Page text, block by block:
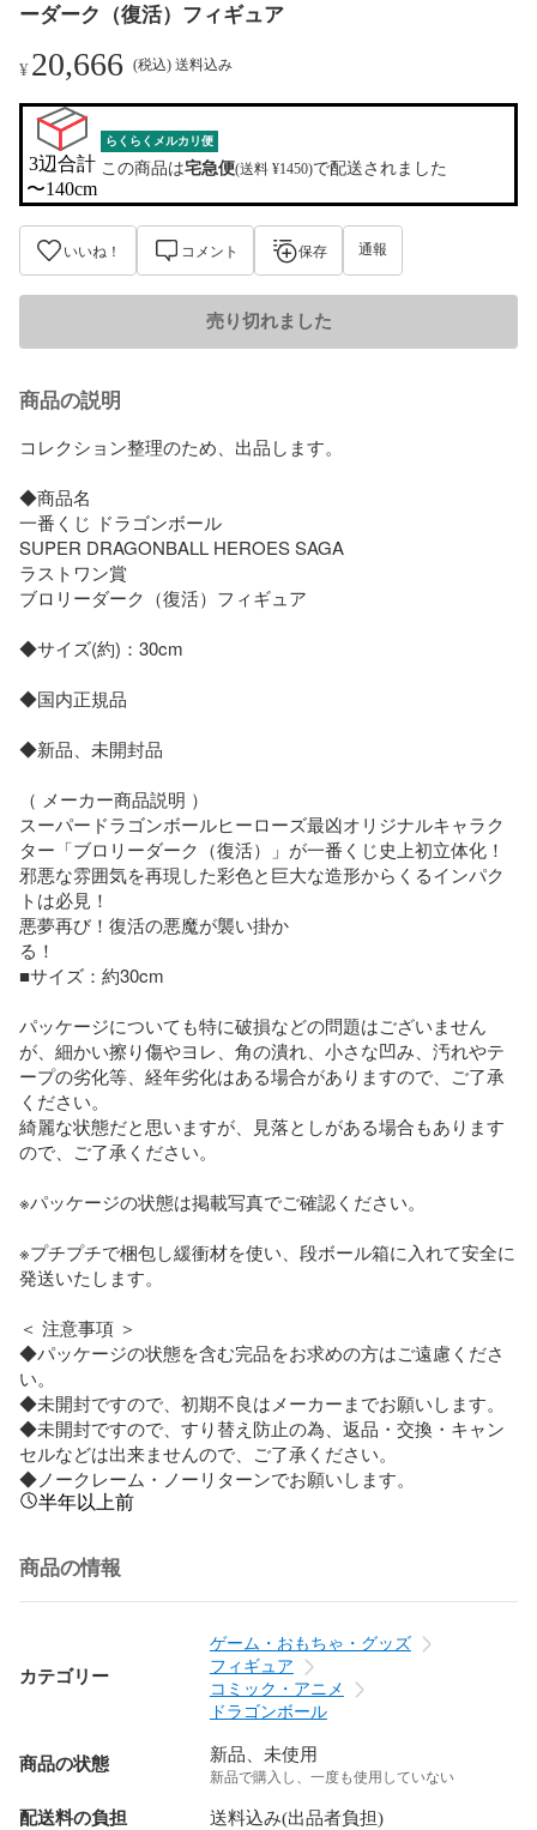
ーダーク（復活）フィギュア
¥20,666 (税込) 送料込み
3辺合計
〜140cm
らくらくメルカリ便
この商品は宅急便(送料 ¥1450)で配送されました
いいね！ コメント 保存 通報
売り切れました
商品の説明
コレクション整理のため、出品します。
◆商品名
一番くじ ドラゴンボール
SUPER DRAGONBALL HEROES SAGA
ラストワン賞
ブロリーダーク（復活）フィギュア
◆サイズ(約)：30cm
◆国内正規品
◆新品、未開封品
（ メーカー商品説明 ）
スーパードラゴンボールヒーローズ最凶オリジナルキャラク
ター「ブロリーダーク（復活）」が一番くじ史上初立体化！
邪悪な雰囲気を再現した彩色と巨大な造形からくるインパク
トは必見！
悪夢再び！復活の悪魔が襲い掛か
る！
■サイズ：約30cm
パッケージについても特に破損などの問題はございません
が、細かい擦り傷やヨレ、角の潰れ、小さな凹み、汚れやテ
ープの劣化等、経年劣化はある場合がありますので、ご了承
ください。
綺麗な状態だと思いますが、見落としがある場合もあります
ので、ご了承ください。
※パッケージの状態は掲載写真でご確認ください。
※プチプチで梱包し緩衝材を使い、段ボール箱に入れて安全に
発送いたします。
＜ 注意事項 ＞
◆パッケージの状態を含む完品をお求めの方はご遠慮くださ
い。
◆未開封ですので、初期不良はメーカーまでお願いします。
◆未開封ですので、すり替え防止の為、返品・交換・キャン
セルなどは出来ませんので、ご了承ください。
◆ノークレーム・ノーリターンでお願いします。
半年以上前
商品の情報
カテゴリー
ゲーム・おもちゃ・グッズ
フィギュア
コミック・アニメ
ドラゴンボール
商品の状態 新品、未使用
新品で購入し、一度も使用していない
配送料の負担 送料込み(出品者負担)